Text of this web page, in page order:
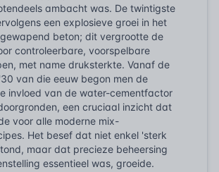
ambacht was. De twintigste
een explosieve groei in het
beton; dit vergrootte de
controleerbare, voorspelbare
met name druksterkte. Vanaf de
van die eeuw begon men de
invloed van de water-cementfactor
een cruciaal inzicht dat
voor alle moderne mix-
Het besef dat niet enkel 'sterk
maar dat precieze beheersing
essentieel was, groeide.